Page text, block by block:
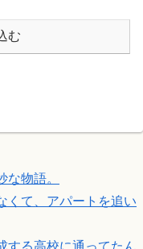
む
物語。
くて、アパートを追い
する高校に通ってたん